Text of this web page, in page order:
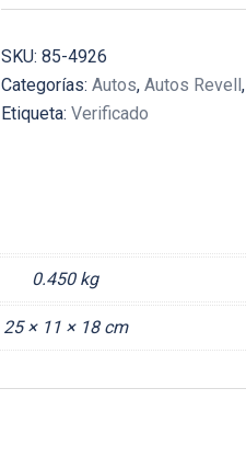
SKU: 85-4926
Categorías: Autos, Autos Revell,
Etiqueta: Verificado
0.450 kg
25 × 11 × 18 cm